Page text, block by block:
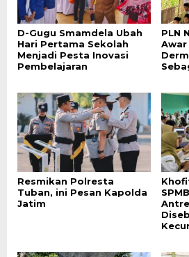
D-Gugu Smamdela Ubah
Hari Pertama Sekolah
Menjadi Pesta Inovasi
Pembelajaran
PLN
Awar
Resmikan Polresta
Tuban, ini Pesan Kapolda
Jatim